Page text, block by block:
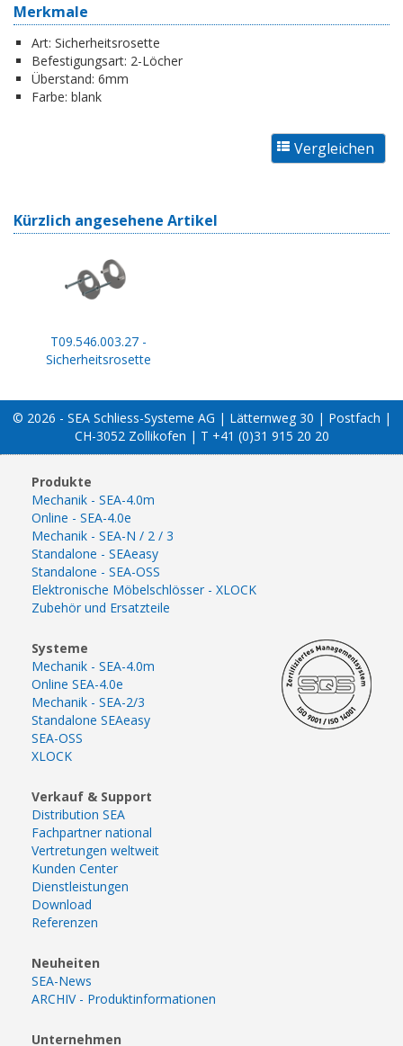
Merkmale
Art: Sicherheitsrosette
Befestigungsart: 2-Löcher
Überstand: 6mm
Farbe: blank
Kürzlich angesehene Artikel
T09.546.003.27 -
Sicherheitsrosette
© 2026 - SEA Schliess-Systeme AG | Lätternweg 30 | Postfach |
CH-3052 Zollikofen | T +41 (0)31 915 20 20
Produkte
Mechanik - SEA-4.0m
Online - SEA-4.0e
Mechanik - SEA-N / 2 / 3
Standalone - SEAeasy
Standalone - SEA-OSS
Elektronische Möbelschlösser - XLOCK
Zubehör und Ersatzteile
Systeme
Mechanik - SEA-4.0m
Online SEA-4.0e
Mechanik - SEA-2/3
Standalone SEAeasy
SEA-OSS
XLOCK
Verkauf & Support
Distribution SEA
Fachpartner national
Vertretungen weltweit
Kunden Center
Dienstleistungen
Download
Referenzen
Neuheiten
SEA-News
ARCHIV - Produktinformationen
Unternehmen